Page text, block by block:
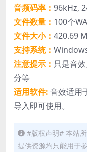
音频码率： 96kHz,
文件数量： 100个
文件大小： 420.69
支持系统：
注意提示： 只是音
分等
适用软件: 音效适用
导入即可使用。
#版权声明# 本站
提供资源均只能用于